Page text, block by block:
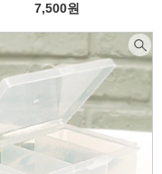
7,500원